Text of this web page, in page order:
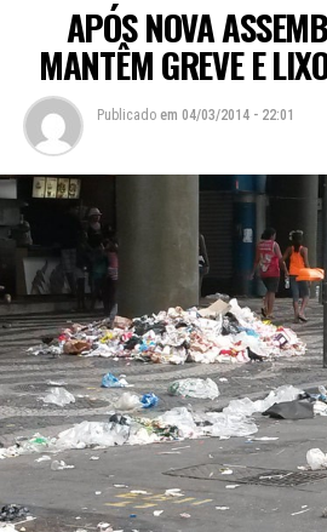
APÓS NOVA
MANTÊM GREVE E
Publicado em 04/03/2014 - 22:01